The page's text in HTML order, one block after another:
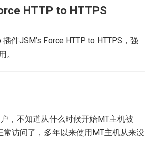
HTTP to HTTPS
件JSM’s Force HTTP to HTTPS，强
。
，不知道从什么时候开始MT主机被
访问了，多年以来使用MT主机从来没